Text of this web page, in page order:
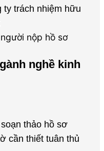
ty trách nhiệm hữu
nộp hồ sơ
nghề kinh
thảo hồ sơ
cần thiết tuân thủ